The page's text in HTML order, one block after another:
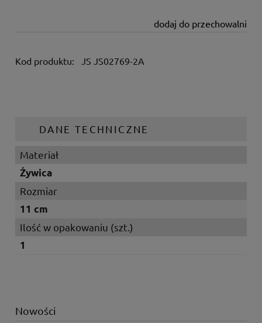
dodaj do przechowalni
Kod produktu: JS JS02769-2A
DANE TECHNICZNE
Materiał
Żywica
Rozmiar
11 cm
Ilość w opakowaniu (szt.)
1
Nowości